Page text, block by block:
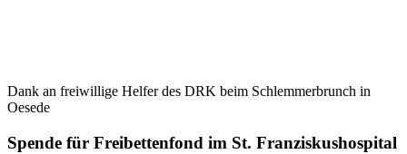
Dank an freiwillige Helfer des DRK beim Schlemmerbrunch in
Oesede
Spende für Freibettenfond im St. Franziskushospital